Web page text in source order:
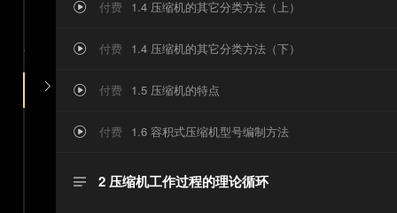
积
购买后即可观看完整内容
购买课程

 付费 1.4 压缩机的其它分类方法（上）
 付费 1.4 压缩机的其它分类方法（下）
 付费 1.5 压缩机的特点
 付费 1.6 容积式压缩机型号编制方法
 2 压缩机工作过程的理论循环